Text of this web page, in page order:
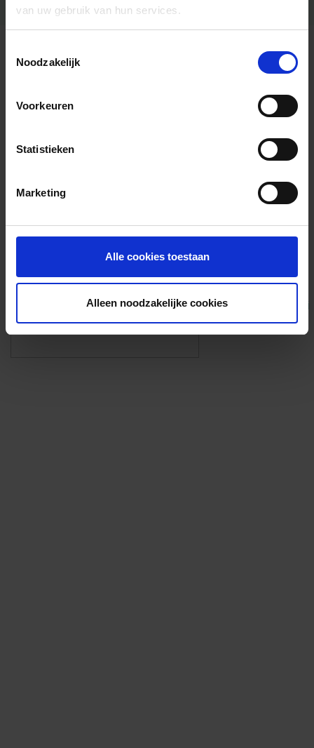
van uw gebruik van hun services.
Noodzakelijk
Voorkeuren
Statistieken
Marketing
Alle cookies toestaan
Alleen noodzakelijke cookies
Algemene informatie
Foto’s ({{photos.length}})
Eigen foto’s